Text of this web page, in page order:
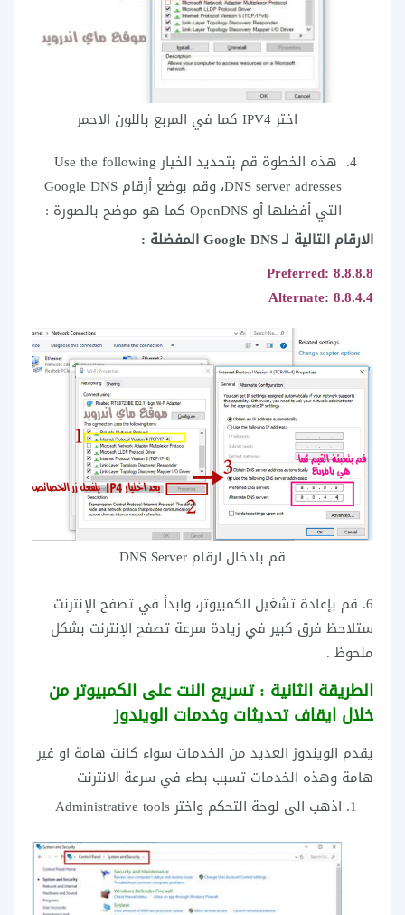
اختر IPV4 كما في المربع باللون الاحمر
هذه الخطوة قم بتحديد الخيار Use the following
DNS server adresses، وقم بوضع أرقام Google DNS
التي أفضلها أو OpenDNS كما هو موضح بالصورة :
الارقام التالية لـ Google DNS المفضلة :
Preferred: 8.8.8.8
Alternate: 8.8.4.4
قم بادخال ارقام DNS Server
6. قم بإعادة تشغيل الكمبيوتر، وابدأ في تصفح الإنترنت
ستلاحظ فرق كبير في زيادة سرعة تصفح الإنترنت بشكل
ملحوظ .
الطريقة الثانية : تسريع النت على الكمبيوتر من
خلال ايقاف تحديثات وخدمات الويندوز
يقدم الويندوز العديد من الخدمات سواء كانت هامة او غير
هامة وهذه الخدمات تسبب بطء في سرعة الانترنت
اذهب الى لوحة التحكم واختر Administrative tools